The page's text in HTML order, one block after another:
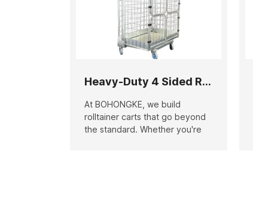
suministrado carros de jaula
antivuelco de dos, tres y cuatro
lados, con estructura en A, en Z
y cuadrada para la industria
logística. Este producto es uno
de nuestros principales.
Heavy-Duty 4 Sided Rolltainer
At BOHONGKE, we build
rolltainer carts that go beyond
the standard. Whether you're